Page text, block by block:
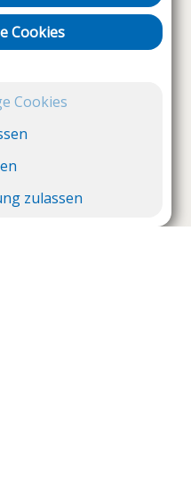
Cookies
Cookies
zulassen